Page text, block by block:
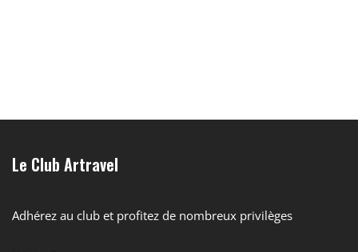
Le Club Artravel
Adhérez au club et profitez de nombreux privilèges